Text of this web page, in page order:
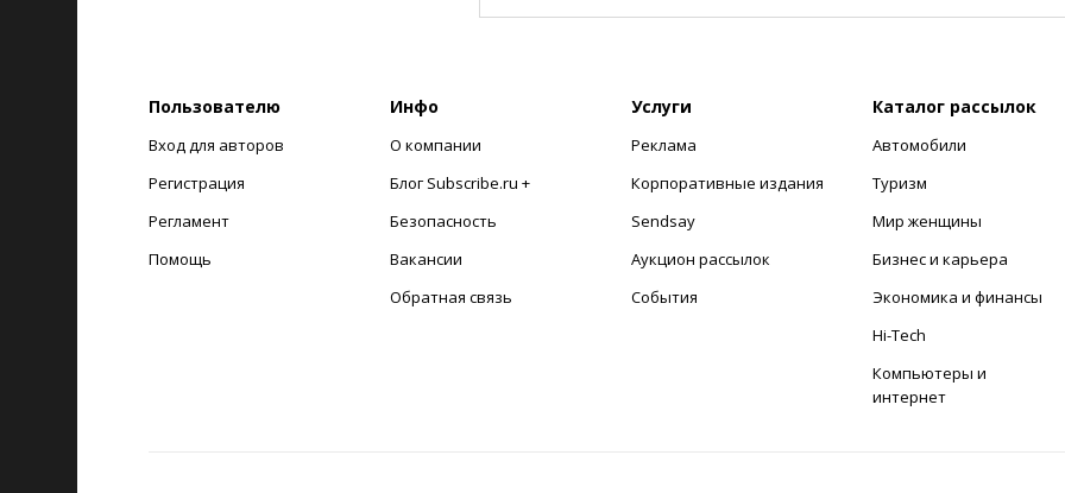
Пользователю
Вход для авторов
Регистрация
Регламент
Помощь
Инфо
О компании
Блог Subscribe.ru +
Безопасность
Вакансии
Обратная связь
Услуги
Реклама
Корпоративные издания
Sendsay
Аукцион рассылок
События
Каталог рассылок
Автомобили
Туризм
Мир женщины
Бизнес и карьера
Экономика и финансы
Hi-Tech
Компьютеры и
интернет